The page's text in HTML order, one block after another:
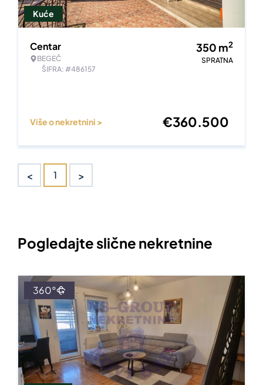
Kuće
Centar
BEGEČ
ŠIFRA: #486157
350 m2
SPRATNA
Više o nekretnini > €360.500
< 1 >
Pogledajte slične nekretnine
360°